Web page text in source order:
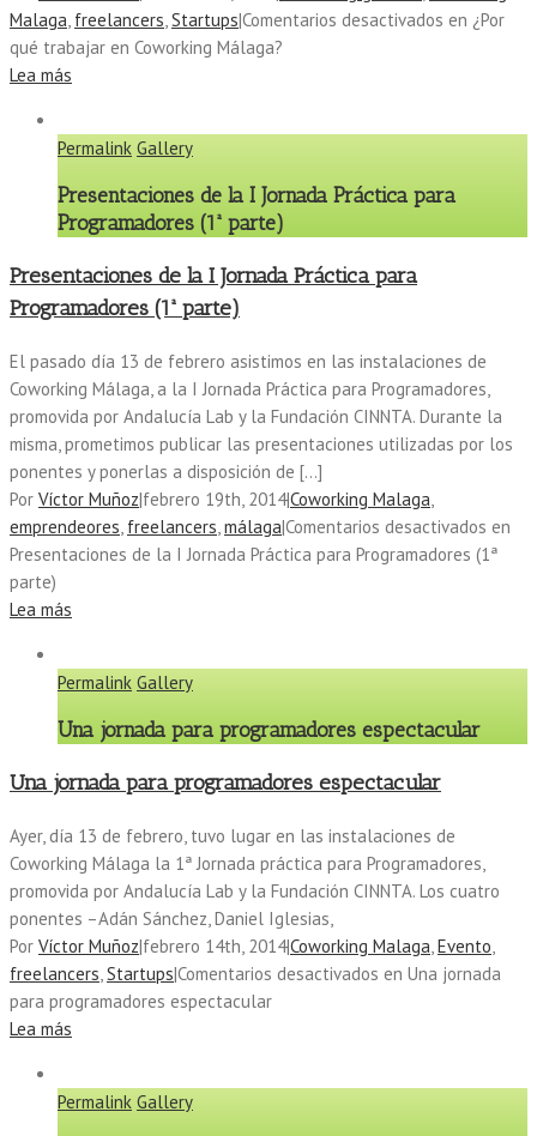
Malaga freelancers Startups|Comentarios desactivados en ¿Por
qué trabajar en Coworking Málaga?
Lea más
Permalink Gallery
Presentaciones de la I Jornada Práctica para
Programadores (1ª parte)
Presentaciones de la I Jornada Práctica para
Programadores (1ª parte)
El pasado día 13 de febrero asistimos en las instalaciones de
Coworking Málaga, a la I Jornada Práctica para Programadores,
promovida por Andalucía Lab y la Fundación CINNTA. Durante la
misma, prometimos publicar las presentaciones utilizadas por los
ponentes y ponerlas a disposición de […]
Por Víctor Muñoz|febrero 19th, 2014|Coworking Malaga
emprendeores freelancers málaga|Comentarios desactivados en
Presentaciones de la I Jornada Práctica para Programadores (1ª
parte)
Lea más
Permalink Gallery
Una jornada para programadores espectacular
Una jornada para programadores espectacular
Ayer, día 13 de febrero, tuvo lugar en las instalaciones de
Coworking Málaga la 1ª Jornada práctica para Programadores,
promovida por Andalucía Lab y la Fundación CINNTA. Los cuatro
ponentes –Adán Sánchez, Daniel Iglesias,
Por Víctor Muñoz|febrero 14th, 2014|Coworking Malaga Evento
freelancers Startups|Comentarios desactivados en Una jornada
para programadores espectacular
Lea más
Permalink Gallery